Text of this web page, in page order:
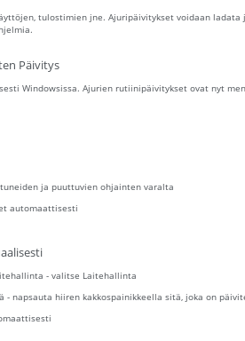
tulostimien jne. Ajuripäivitykset voidaan
Päivitys
Windowsissa. Ajurien rutiinipäivitykset ovat nyt
ja puuttuvien ohjainten varalta
automaattisesti
- valitse Laitehallinta
napsauta hiiren kakkospainikkeella sitä, joka on